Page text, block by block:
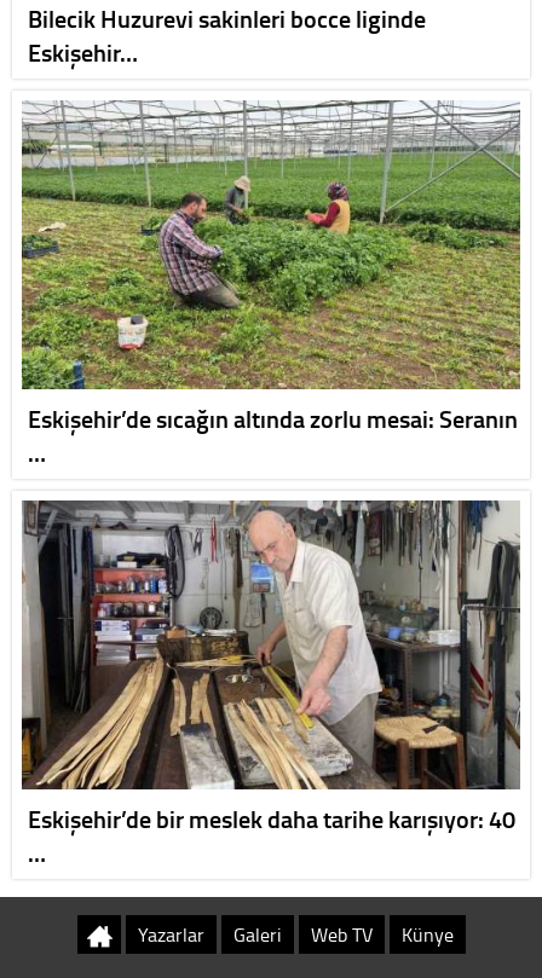
Bilecik Huzurevi sakinleri bocce liginde
Eskişehir…
Eskişehir’de sıcağın altında zorlu mesai: Seranın
…
Eskişehir’de bir meslek daha tarihe karışıyor: 40
…
Yazarlar Galeri Web TV Künye